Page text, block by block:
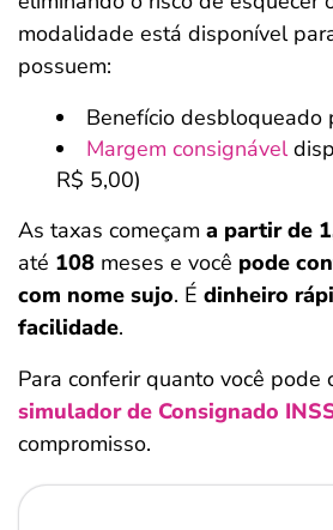
modalidade está disponível
possuem:
Benefício desbloqueado
Margem consignável
R$ 5,00)
As taxas começam a partir de
até 108 meses e você pode
com nome sujo. É dinheiro
facilidade.
Para conferir quanto você pode
simulador de Consignado
compromisso.